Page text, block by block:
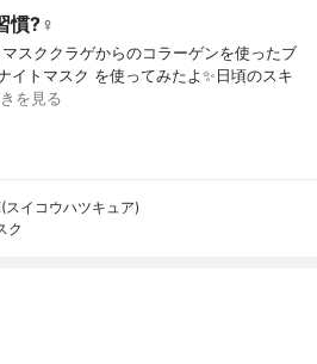
慣?‍♀️
スククラゲからのコラーゲンを使ったブ
イトマスク を使ってみたよ✨日頃のスキ
を見る
スイコウハツキュア)
ク